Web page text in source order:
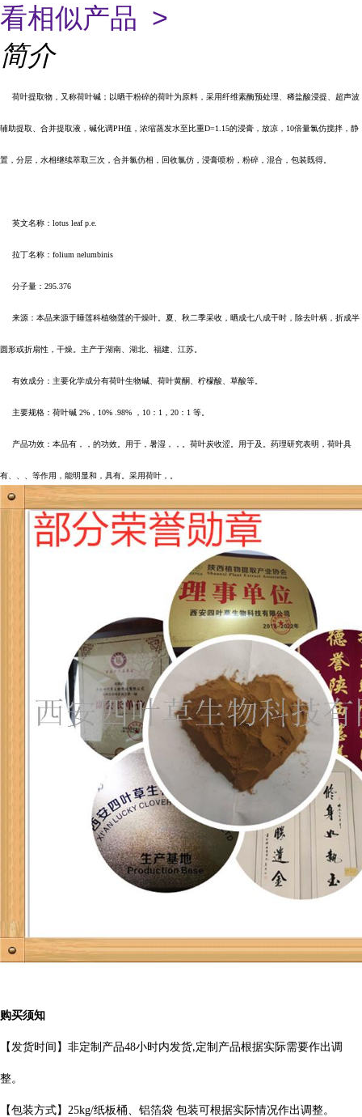
看相似产品 >
简介
荷叶提取物，又称荷叶碱；以晒干粉碎的荷叶为原料，采用纤维素酶预处理、稀盐酸浸提、超声波
辅助提取、合并提取液，碱化调PH值，浓缩蒸发水至比重D=1.15的浸膏，放凉，10倍量氯仿搅拌，静
置，分层，水相继续萃取三次，合并氯仿相，回收氯仿，浸膏喷粉，粉碎，混合，包装既得。
英文名称：lotus leaf p.e.
拉丁名称：folium nelumbinis
分子量：295.376
来源：本品来源于睡莲科植物莲的干燥叶。夏、秋二季采收，晒成七八成干时，除去叶柄，折成半
圆形或折扇性，干燥。主产于湖南、湖北、福建、江苏。
有效成分：主要化学成分有荷叶生物碱、荷叶黄酮、柠檬酸、草酸等。
主要规格：荷叶碱 2%，10% .98% ，10：1，20：1 等。
产品功效：本品有，，的功效。用于，暑湿，，。荷叶炭收涩。用于及。药理研究表明，荷叶具
有、、、等作用，能明显和，具有。采用荷叶，。
购买须知
【发货时间】非定制产品48小时内发货,定制产品根据实际需要作出调
整。
【包装方式】 25kg/纸板桶、铝箔袋 包装可根据实际情况作出调整。